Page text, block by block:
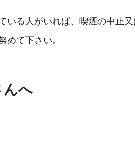
る人がいれば、喫煙の中止又
て下さい。
んへ